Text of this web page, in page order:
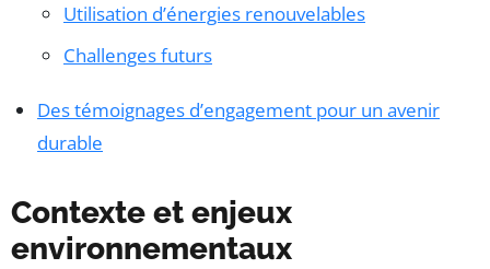
Utilisation d’énergies renouvelables
Challenges futurs
Des témoignages d’engagement pour un avenir
durable
Contexte et enjeux
environnementaux